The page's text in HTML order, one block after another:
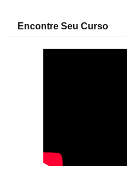
Encontre Seu Curso